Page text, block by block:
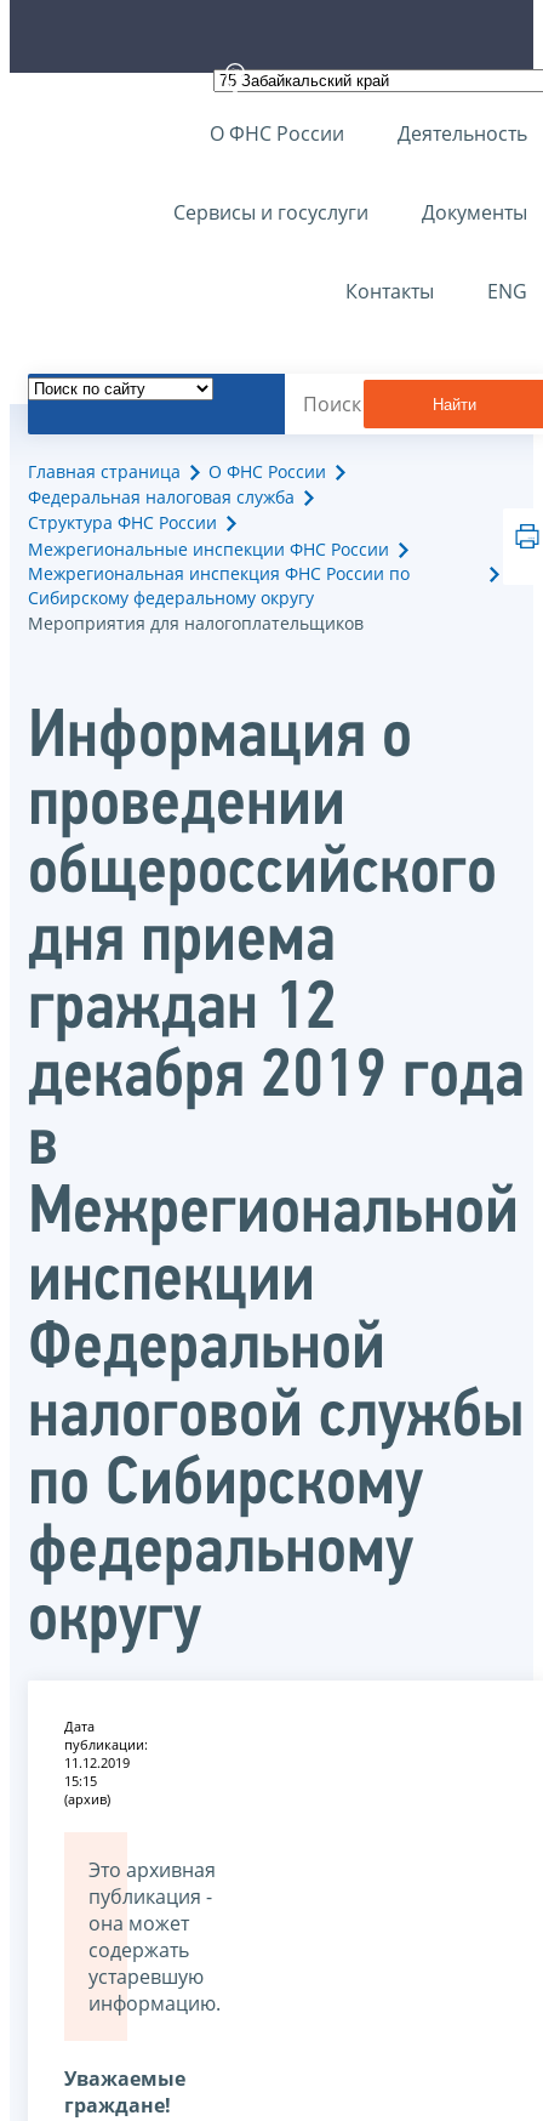
О ФНС России Деятельность
Сервисы и госуслуги Документы
Контакты ENG
Найти
Главная страница
О ФНС России
Федеральная налоговая служба
Структура ФНС России
Межрегиональные инспекции ФНС России
Межрегиональная инспекция ФНС России по
Сибирскому федеральному округу
Мероприятия для налогоплательщиков
Информация о
проведении
общероссийского
дня приема
граждан 12
декабря 2019 года
в
Межрегиональной
инспекции
Федеральной
налоговой службы
по Сибирскому
федеральному
округу
Дата
публикации:
11.12.2019
15:15
(архив)
Это архивная
публикация -
она может
содержать
устаревшую
информацию.
Уважаемые
граждане!